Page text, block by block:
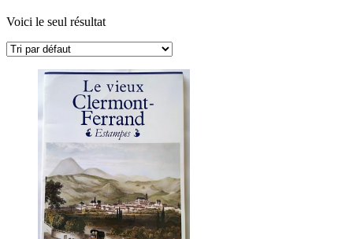
Voici le seul résultat